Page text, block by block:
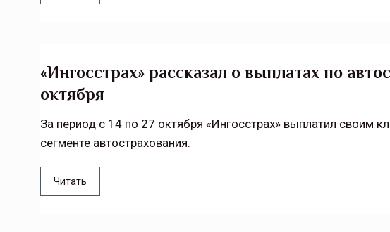
«Ингосстрах» рассказал о выплатах по
октября
За период с 14 по 27 октября «Ингосстрах» выплатил своим
сегменте автострахования.
Читать